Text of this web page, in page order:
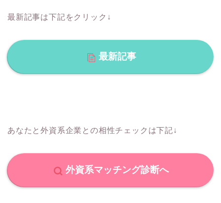
最新記事は下記をクリック↓
最新記事
あなたと外資系企業との相性チェックは下記↓
外資系マッチング診断へ